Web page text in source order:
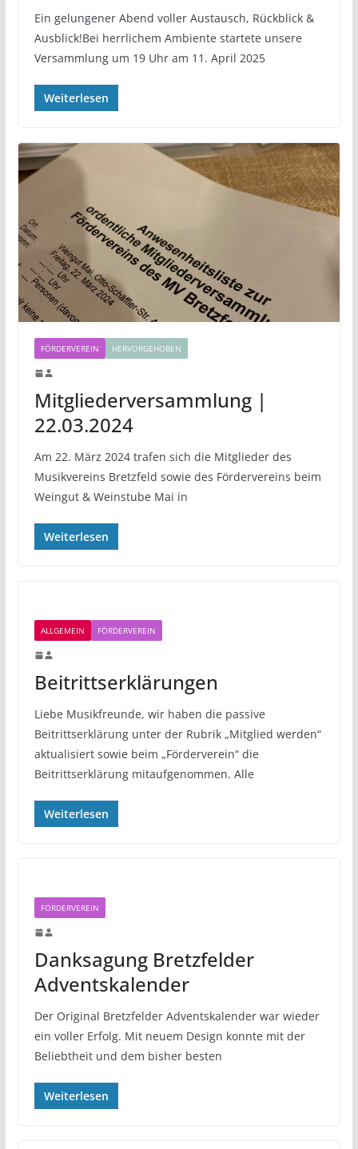
Ein gelungener Abend voller Austausch, Rückblick &
Ausblick!Bei herrlichem Ambiente startete unsere
Versammlung um 19 Uhr am 11. April 2025
Weiterlesen
FÖRDERVEREIN HERVORGEHOBEN
Mitgliederversammlung |
22.03.2024
Am 22. März 2024 trafen sich die Mitglieder des
Musikvereins Bretzfeld sowie des Fördervereins beim
Weingut & Weinstube Mai in
Weiterlesen
ALLGEMEIN FÖRDERVEREIN
Beitrittserklärungen
Liebe Musikfreunde, wir haben die passive
Beitrittserklärung unter der Rubrik „Mitglied werden“
aktualisiert sowie beim „Förderverein“ die
Beitrittserklärung mitaufgenommen. Alle
Weiterlesen
FÖRDERVEREIN
Danksagung Bretzfelder
Adventskalender
Der Original Bretzfelder Adventskalender war wieder
ein voller Erfolg. Mit neuem Design konnte mit der
Beliebtheit und dem bisher besten
Weiterlesen